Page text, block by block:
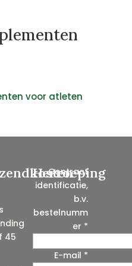
voor atleten
45
Herroeping
Contract
identificatie,
b.v.
bestelnumm
er *
E-mail *